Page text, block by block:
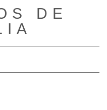
DE
modo de navegación